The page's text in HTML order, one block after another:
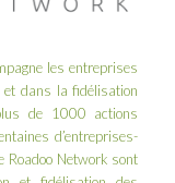
les entreprises
et dans la fidélisation
de 1000 actions
d’entreprises-
Network sont